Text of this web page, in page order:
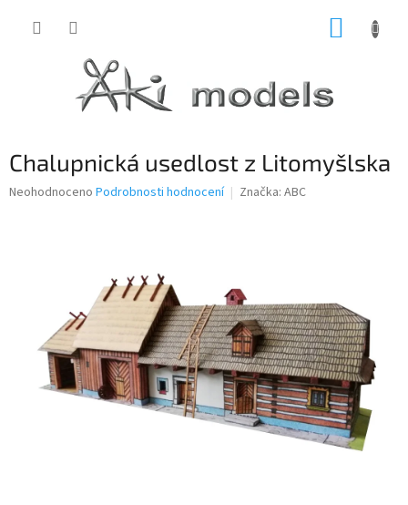
Chalupnická usedlost z Litomyšlska
Průměrné
Neohodnoceno Podrobnosti hodnocení Značka: ABC